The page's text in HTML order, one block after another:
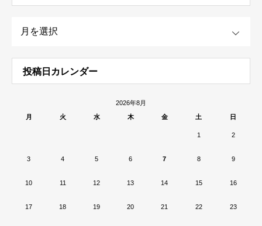
投稿日カレンダー
2026年8月
月
火 水 木 金 土 日
1 2
3 4 5 6 7 8 9
10 11 12 13 14 15 16
17 18 19 20 21 22 23